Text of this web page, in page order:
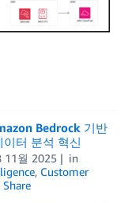
Bedrock 기반
터 분석 혁신
11월 2025
in
, Customer
Share